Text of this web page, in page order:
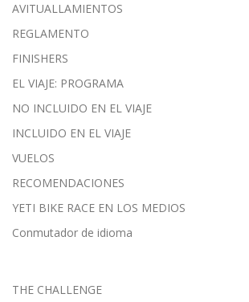
AVITUALLAMIENTOS
REGLAMENTO
FINISHERS
EL VIAJE: PROGRAMA
NO INCLUIDO EN EL VIAJE
INCLUIDO EN EL VIAJE
VUELOS
RECOMENDACIONES
YETI BIKE RACE EN LOS MEDIOS
Conmutador de idioma
THE CHALLENGE